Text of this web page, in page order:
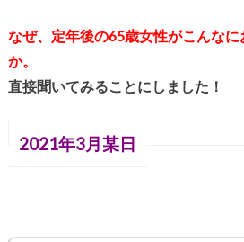
なぜ、定年後の65歳女性がこんな
か。
直接聞いてみることにしました！
2021年3月某日